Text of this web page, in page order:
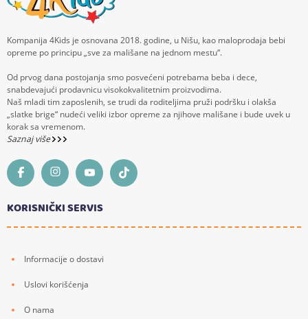
Kompanija 4Kids je osnovana 2018. godine, u Nišu, kao maloprodaja bebi
opreme po principu „sve za mališane na jednom mestu“.
Od prvog dana postojanja smo posvećeni potrebama beba i dece,
snabdevajući prodavnicu visokokvalitetnim proizvodima.
Naš mladi tim zaposlenih, se trudi da roditeljima pruži podršku i olakša
„slatke brige“ nudeći veliki izbor opreme za njihove mališane i bude uvek u
korak sa vremenom.
Saznaj više
KORISNIČKI SERVIS
Informacije o dostavi
Uslovi korišćenja
O nama